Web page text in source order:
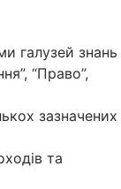
галузей знань
“Право”,
зазначених
та